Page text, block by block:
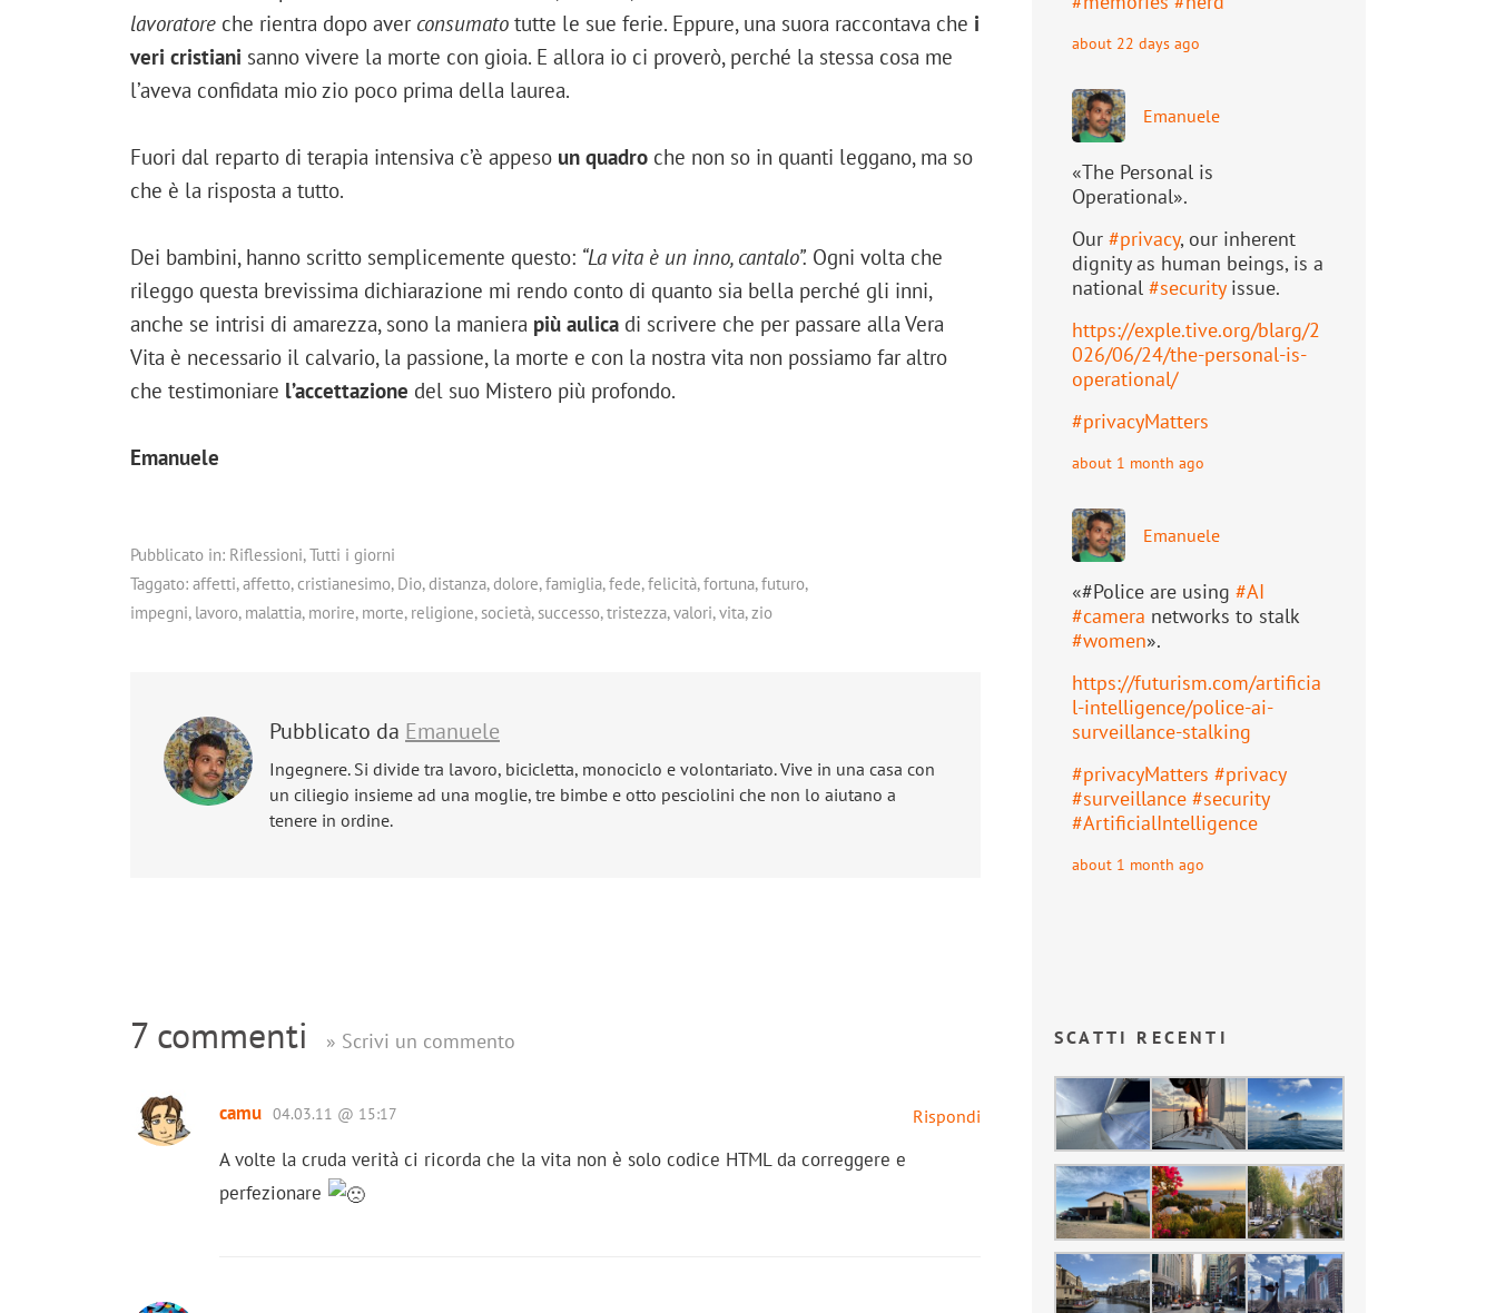
lavoratore che rientra dopo aver consumato tutte le sue ferie. Eppure, una suora raccontava che i
veri cristiani sanno vivere la morte con gioia. E allora io ci proverò, perché la stessa cosa me
l’aveva confidata mio zio poco prima della laurea.
Fuori dal reparto di terapia intensiva c’è appeso un quadro che non so in quanti leggano, ma so
che è la risposta a tutto.
Dei bambini, hanno scritto semplicemente questo: “La vita è un inno, cantalo”. Ogni volta che
rileggo questa brevissima dichiarazione mi rendo conto di quanto sia bella perché gli inni,
anche se intrisi di amarezza, sono la maniera più aulica di scrivere che per passare alla Vera
Vita è necessario il calvario, la passione, la morte e con la nostra vita non possiamo far altro
che testimoniare l’accettazione del suo Mistero più profondo.
Emanuele
Pubblicato in: Riflessioni,Tutti i giorni
Taggato: affetti,affetto,cristianesimo, Dio,distanza,dolore,famiglia,fede,felicità,fortuna,futuro,
impegni, lavoro, malattia, morire, morte, religione,società,successo,tristezza,valori,vita,zio
Pubblicato da Emanuele
Ingegnere. Si divide tra lavoro, bicicletta, monociclo e volontariato. Vive in una casa con
un ciliegio insieme ad una moglie, tre bimbe e otto pesciolini che non lo aiutano a
tenere in ordine.
7 commenti » Scrivi un commento
camu Rispondi
04.03.11 @ 15:17
A volte la cruda verità ci ricorda che la vita non è solo codice HTML da correggere e
perfezionare
about 22 days ago
Emanuele
«The Personal is
Operational».
Our #privacy, our inherent
dignity as human beings, is a
national #securityissue.
https://exple.tive.org/blarg/2
026/06/24/the-personal-is-
operational/
#privacyMatters
about 1 month ago
Emanuele
«#Police are using #AI
#camera networks to stalk
#women».
https://futurism.com/artificia
l-intelligence/police-ai-
surveillance-stalking
#privacyMatters #privacy
#surveillance #security
#ArtificialIntelligence
about 1 month ago
SCATTI RECENTI